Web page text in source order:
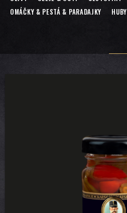
OMÁČKY & PESTÁ & PARADAJKY
HUBY